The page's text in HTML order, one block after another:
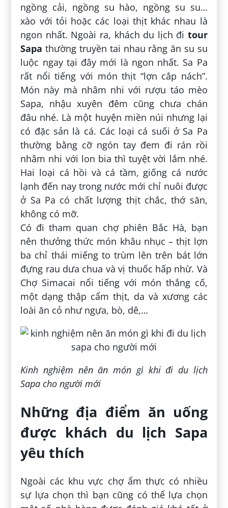
ngồng cải, ngồng su hào, ngồng su su…
xào với tỏi hoặc các loại thịt khác nhau là
ngon nhất. Ngoài ra, khách du lịch đi tour
Sapa thường truyền tai nhau rằng ăn su su
luộc ngay tại đây mới là ngon nhất. Sa Pa
rất nổi tiếng với món thịt “lợn cắp nách”.
Món này mà nhâm nhi với rượu táo mèo
Sapa, nhậu xuyên đêm cũng chưa chán
đâu nhé. Là một huyện miền núi nhưng lại
có đặc sản là cá. Các loại cá suối ở Sa Pa
thường bằng cỡ ngón tay đem đi rán rồi
nhâm nhi với lon bia thì tuyệt vời lắm nhé.
Hai loại cá hồi và cá tầm, giống cá nước
lạnh đến nay trong nước mới chỉ nuôi được
ở Sa Pa có chất lượng thịt chắc, thớ săn,
không có mỡ.
Có đi tham quan chợ phiên Bắc Hà, bạn
nên thưởng thức món khâu nhục – thịt lợn
ba chỉ thái miếng to trùm lên trên bát lớn
đựng rau dưa chua và vị thuốc hấp nhừ. Và
Chợ Simacai nổi tiếng với món thắng cố,
một dạng thập cẩm thịt, da và xương các
loài ăn cỏ như ngựa, bò, dê,…
Kinh nghiệm nên ăn món gì khi đi du lịch
Sapa cho người mới
Những địa điểm ăn uống
được khách du lịch Sapa
yêu thích
Ngoài các khu vực chợ ẩm thực có nhiều
sự lựa chọn thì bạn cũng có thể lựa chọn